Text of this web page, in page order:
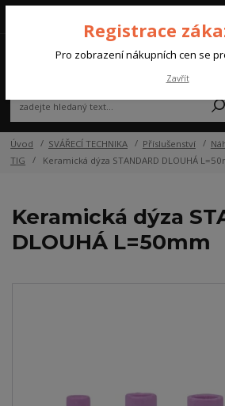
(Po-Pá, 07:00-15:30 hod.)
Úvod SVÁŘECÍ TECHNIKA Příslušenství
TIG
Keramická dýza STANDARD DLOUHÁ
Keramická dýza
DLOUHÁ L=50mm
Registrace
Pro zobrazení nákupních cen se
Zavřít